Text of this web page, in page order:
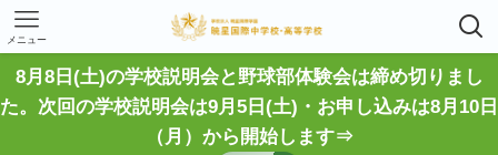
メニュー
8月8日(土)の学校説明会と野球部体験会は締め切りまし
た。次回の学校説明会は9月5日(土)・お申し込みは8月10日
（月）から開始します⇒